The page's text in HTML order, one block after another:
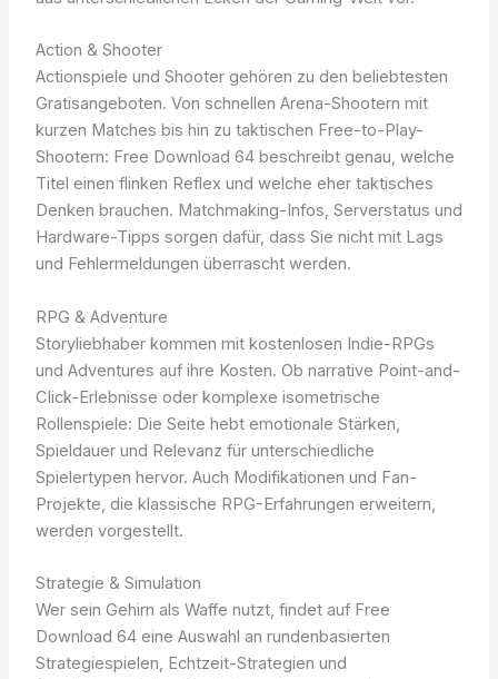
Action & Shooter
Actionspiele und Shooter gehören zu den beliebtesten
Gratisangeboten. Von schnellen Arena-Shootern mit
kurzen Matches bis hin zu taktischen Free-to-Play-
Shootern: Free Download 64 beschreibt genau, welche
Titel einen flinken Reflex und welche eher taktisches
Denken brauchen. Matchmaking-Infos, Serverstatus und
Hardware-Tipps sorgen dafür, dass Sie nicht mit Lags
und Fehlermeldungen überrascht werden.
RPG & Adventure
Storyliebhaber kommen mit kostenlosen Indie-RPGs
und Adventures auf ihre Kosten. Ob narrative Point-and-
Click-Erlebnisse oder komplexe isometrische
Rollenspiele: Die Seite hebt emotionale Stärken,
Spieldauer und Relevanz für unterschiedliche
Spielertypen hervor. Auch Modifikationen und Fan-
Projekte, die klassische RPG-Erfahrungen erweitern,
werden vorgestellt.
Strategie & Simulation
Wer sein Gehirn als Waffe nutzt, findet auf Free
Download 64 eine Auswahl an rundenbasierten
Strategiespielen, Echtzeit-Strategien und